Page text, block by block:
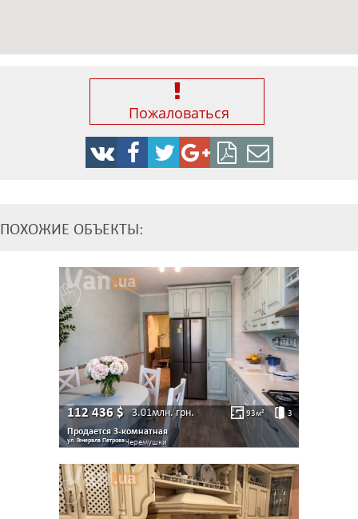
Пожаловаться
ПОХОЖИЕ ОБЪЕКТЫ:
112 436$ 3.01млн.грн. 93м² 3
Продается 3-комнатная
ул. Генерала ПетроваЧеремушки